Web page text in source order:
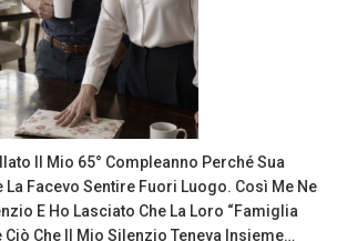
Il Mio 65° Compleanno Perché Sua
La Facevo Sentire Fuori Luogo. Così Me Ne
E Ho Lasciato Che La Loro “famiglia
Ciò Che Il Mio Silenzio Teneva Insieme…